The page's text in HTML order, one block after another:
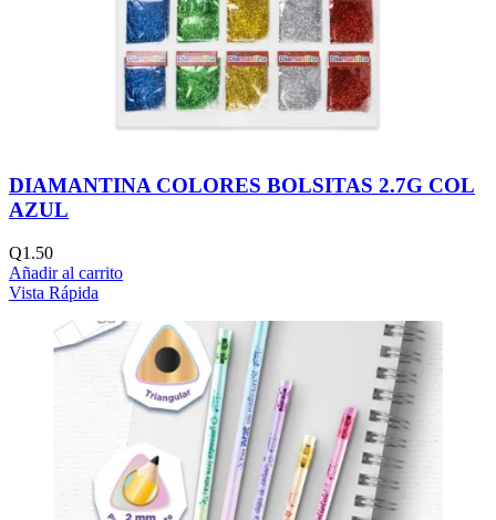
DIAMANTINA COLORES BOLSITAS 2.7G COL
AZUL
Q1.50
Añadir al carrito
Vista Rápida